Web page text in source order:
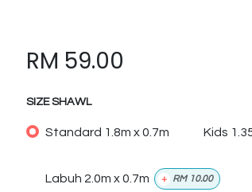
RM 59.00
SIZE SHAWL
Standard 1.8m x 0.7m Kids
Labuh 2.0m x 0.7m + RM 10.00